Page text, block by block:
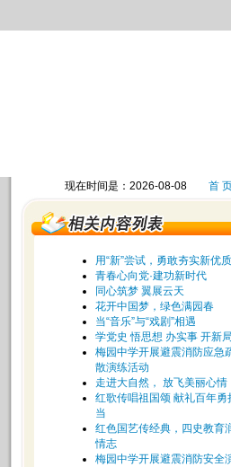
现在时间是：2026-08-08 首
用“新”尝试，勇敢夯实新优质
青春心向党·建功新时代
同心筑梦 翼展云天
花开中国梦，绿色满园春
当“音乐”与“戏剧”相遇
学党史 悟思想 办实事 开新局
梅园中学开展避震消防应急
散演练活动
走进大自然， 放飞美丽心情
红歌传唱祖国颂 献礼百年勇
当
红色国艺传经典，四史教育
情志
梅园中学开展避震消防安全